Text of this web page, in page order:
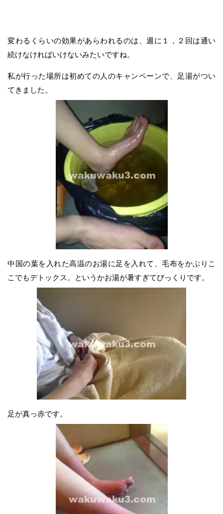
変わるくらいの効果があらわれるのは、週に１，２回は通い
続けなければいけないみたいですね。
私が行った場所は初めての人のキャンペーンで、足湯がつい
てきました。
中国の葉を入れた高温のお湯に足を入れて、毛布をかぶりこ
こでもデトックス。というかお湯が暑すぎてびっくりです。
足が真っ赤です。